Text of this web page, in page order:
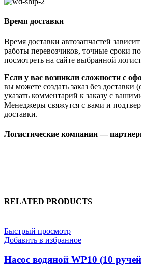
Время доставки
Время доставки автозапчастей
работы перевозчиков, точные сроки
посмотреть на сайте выбранной
Если у вас возникли сложности с
вы можете создать заказ без доставки
указать комментарий к заказу с
Менеджеры свяжутся с вами и
доставки.
Логистические компании —
RELATED PRODUCTS
Быстрый просмотр
Добавить в избранное
Насос водяной WP10 (10